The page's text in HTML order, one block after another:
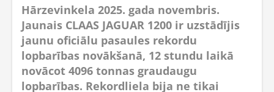
Hārzevinkela 2025. gada novembris.
Jaunais CLAAS JAGUAR 1200 ir uzstādījis
jaunu oficiālu pasaules rekordu
lopbarības novākšanā, 12 stundu laikā
novācot 4096 tonnas graudaugu
lopbarības. Rekordliela bija ne tikai